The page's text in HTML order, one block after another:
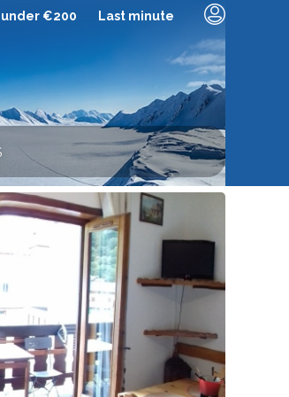
€200 Last minute